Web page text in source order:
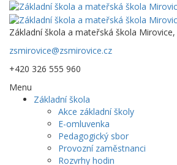
Základní škola a mateřská škola
zsmirovice@zsmirovice.cz
+420 326 555 960
Menu
Základní škola
Akce základní školy
E-omluvenka
Pedagogický sbor
Provozní zaměstnanci
Rozvrhy hodin